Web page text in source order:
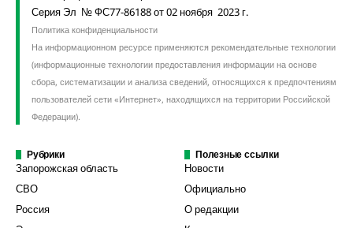
Серия Эл № ФС77-86188 от 02 ноября 2023 г.
Политика конфиденциальности
На информационном ресурсе применяются рекомендательные технологии
(информационные технологии предоставления информации на основе
сбора, систематизации и анализа сведений, относящихся к предпочтениям
пользователей сети «Интернет», находящихся на территории Российской
Федерации).
Рубрики
Запорожская область
СВО
Россия
Полезные ссылки
Новости
Официально
О редакции